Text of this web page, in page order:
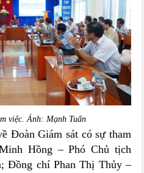
việc. Ảnh: Mạnh Tuấn
Đoàn Giám sát có sự tham
Hồng –Phó Chủ tịch
; Đồng chí Phan Thị Thủy–